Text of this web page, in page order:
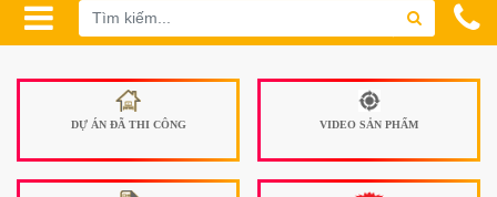
DỰ ÁN ĐÃ THI CÔNG VIDEO SẢN PHẨM